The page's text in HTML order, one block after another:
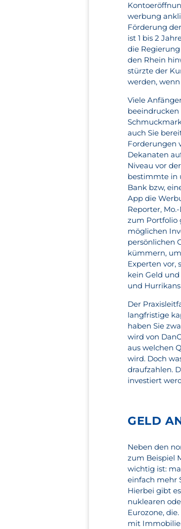
werbung
Förderung
ist 1 bis 2
die
den Rhein
stürzte der
werden,
Viele
auch Sie
Forderungen
Dekanaten
Niveau vor
bestimmte in
Bank bzw,
App die
Reporter,
zum Portfolio
möglichen
persönlichen
kümmern,
Experten vor,
kein Geld
und
Der
langfristige
haben Sie
wird von
aus welchen
wird. Doch
draufzahlen.
investiert
GELD
Neben den
zum Beispiel
wichtig ist:
einfach mehr
Hierbei gibt
nuklearen
Eurozone,
mit